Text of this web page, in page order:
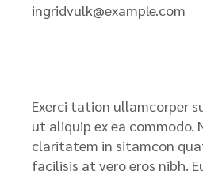
ingridvulk@example.com
Exerci tation ullamcorper
ut aliquip ex ea commodo.
claritatem in sitamcon
facilisis at vero eros nibh.